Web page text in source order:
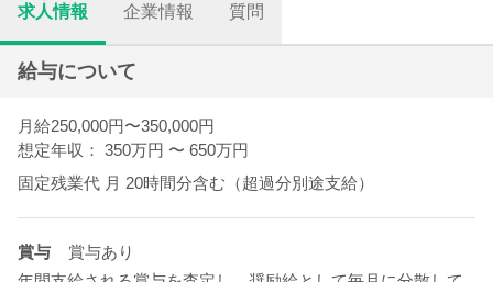
求人情報 企業情報 質問
給与について
月給250,000円〜350,000円
想定年収： 350万円 〜 650万円
固定残業代 月 20時間分含む（超過分別途支給）
賞与
賞与あり